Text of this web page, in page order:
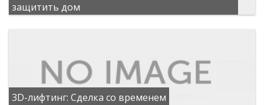
защитить дом
3D-лифтинг: Сделка со временем